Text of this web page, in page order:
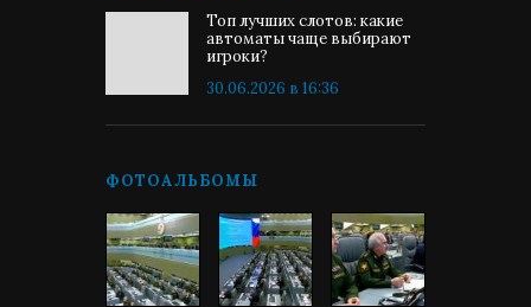
Топ лучших слотов: какие
автоматы чаще выбирают
игроки?
30.06.2026 в 16:36
ФОТОАЛЬБОМЫ